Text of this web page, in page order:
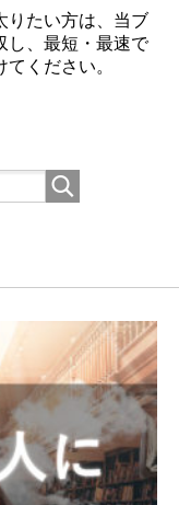
りたい方は、当ブ
し、最短・最速で
ください。